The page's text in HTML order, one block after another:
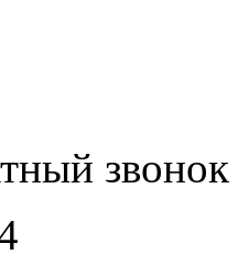
звонок